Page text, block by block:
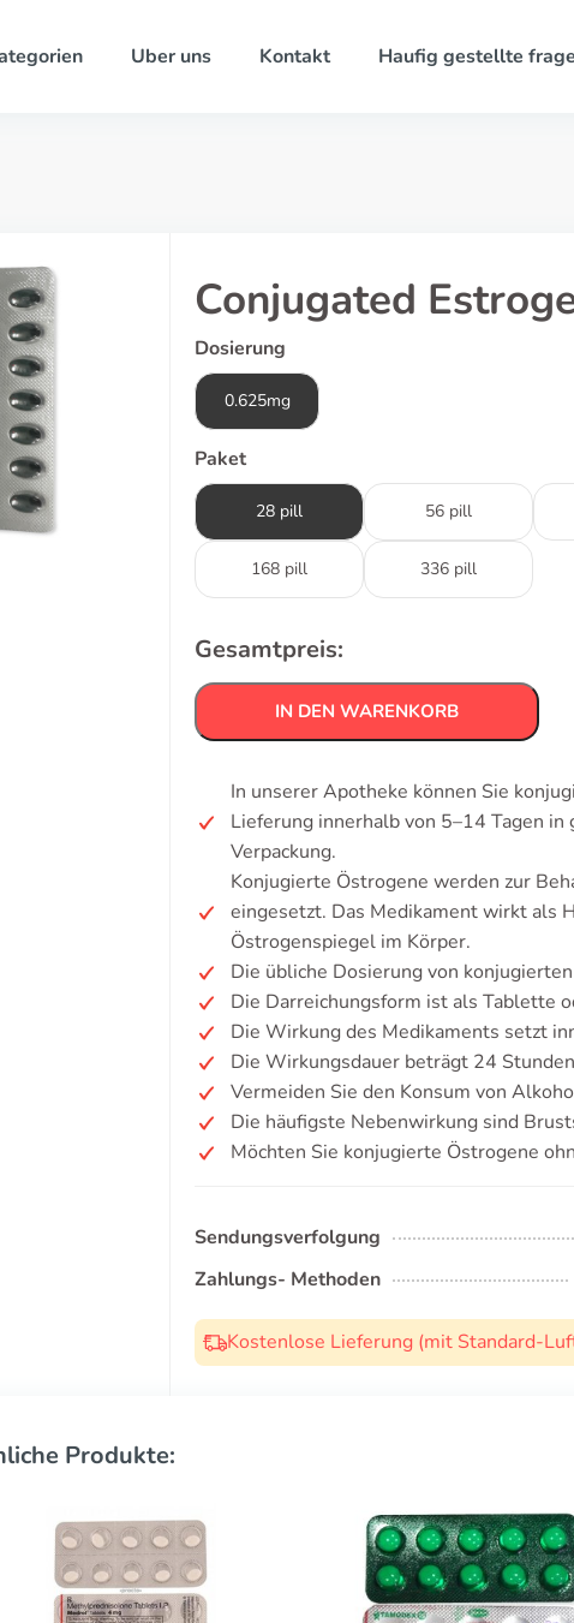
Uber uns Kontakt Haufig gestellte
Conjugated
Dosierung
0.625mg
Paket
28 pill 56 pill
168 pill 336 pill
Gesamtpreis:
IN DEN WARENKORB
In unserer Apotheke können Sie
Lieferung innerhalb von 5–14 Tagen
Verpackung.
Konjugierte Östrogene werden zur
eingesetzt. Das Medikament wirkt als
Östrogenspiegel im Körper.
Die übliche Dosierung von
Die Darreichungsform ist als Tablette
Die Wirkung des Medikaments setzt
Die Wirkungsdauer beträgt 24
Vermeiden Sie den Konsum von
Die häufigste Nebenwirkung sind
Möchten Sie konjugierte Östrogene
Sendungsverfolgung
Zahlungs- Methoden
Kostenlose Lieferung (mit Standard-
Produkte: